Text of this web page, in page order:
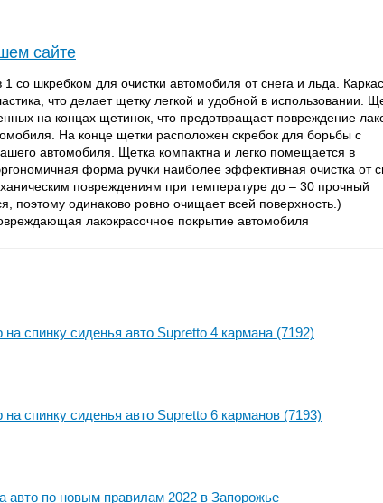
сайте
со шкребком для очистки автомобиля от снега и льда. Каркас
что делает щетку легкой и удобной в использовании.
на концах щетинок, что предотвращает повреждение
На конце щетки расположен скребок для борьбы с
автомобиля. Щетка компактна и легко помещается в
форма ручки наиболее эффективная очистка от
повреждениям при температуре до – 30 прочный
поэтому одинаково ровно очищает всей поверхность.)
лакокрасочное покрытие автомобиля
на спинку сиденья авто Supretto 4 кармана (7192)
на спинку сиденья авто Supretto 6 карманов (7193)
авто по новым правилам 2022 в Запорожье